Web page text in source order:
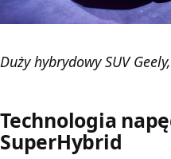
Duży hybrydowy SUV
Technologia
SuperHybrid